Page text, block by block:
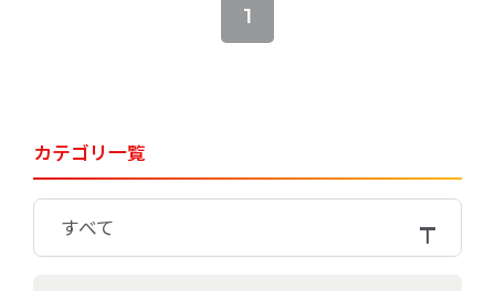
1
カテゴリ一覧
すべて